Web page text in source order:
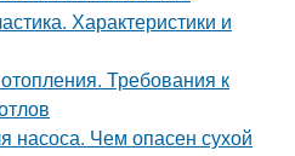
Характеристики и
Требования к
насоса. Чем опасен сухой